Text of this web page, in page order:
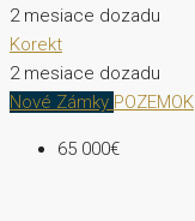
2 mesiace dozadu
Korekt
2 mesiace dozadu
Nové Zámky POZEMOK
65 000€